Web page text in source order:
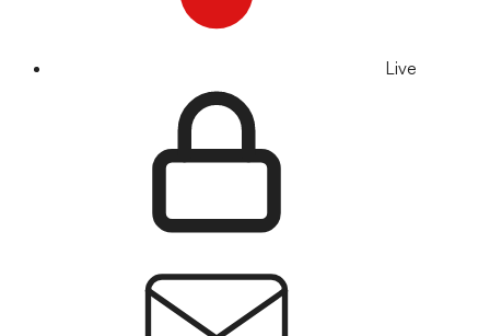
Live